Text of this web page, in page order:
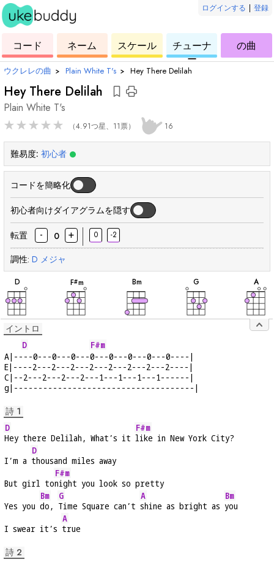
ログインする | 登録
ク
レ
レ
コード
コ
ー
ド
ネーム
ウ
ク
レ
レ
スケール
ク
レ
レ
チューナ
ー
ウ
ク
レ
の曲
ウクレレの曲 › Plain White T's › Hey There Delilah
Hey There Delilah
ド
Plain White T's
★ ★ ★ ★ ★ （4.91つ星、11票） 16
難易度: 初心者
コードを簡略化
初心者向けダイアグラムを隠す
転置 - 0 + 0 -2
調性: D メジャ
D
和
F#m
和
Bm
和
G
和
A
和
イントロ
D
F#m
A|----0---0---0---0---0---0---0---0----|
E|----2---2---2---2---2---2---2---2----|
C|--2---2---2---2---1---1---1---1------|
g|-------------------------------------|
詩 1
D
Hey there Delilah, What’s it
F#m
like in New York City?
I’m a
D
thousand miles away
But girl to
F#m
night you look so pretty
Yes you
Bm
do,
G
Time Square can’t
A
shine as bright as
Bm
you
I swear it’s
A
true
詩 2